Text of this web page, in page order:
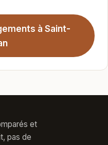
à Saint-
et
pas de